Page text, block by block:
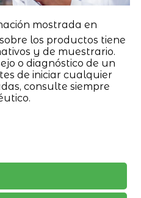
mostrada en
los productos tiene
y de muestrario.
o diagnóstico de un
de iniciar cualquier
consulte siempre